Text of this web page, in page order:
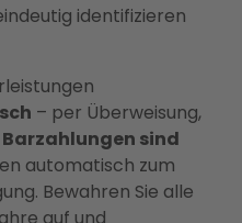
identifizieren
– per Überweisung,
Barzahlungen sind
automatisch zum
Bewahren Sie alle